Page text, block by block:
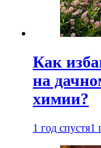
Как
на
химии?
1 год спустя1